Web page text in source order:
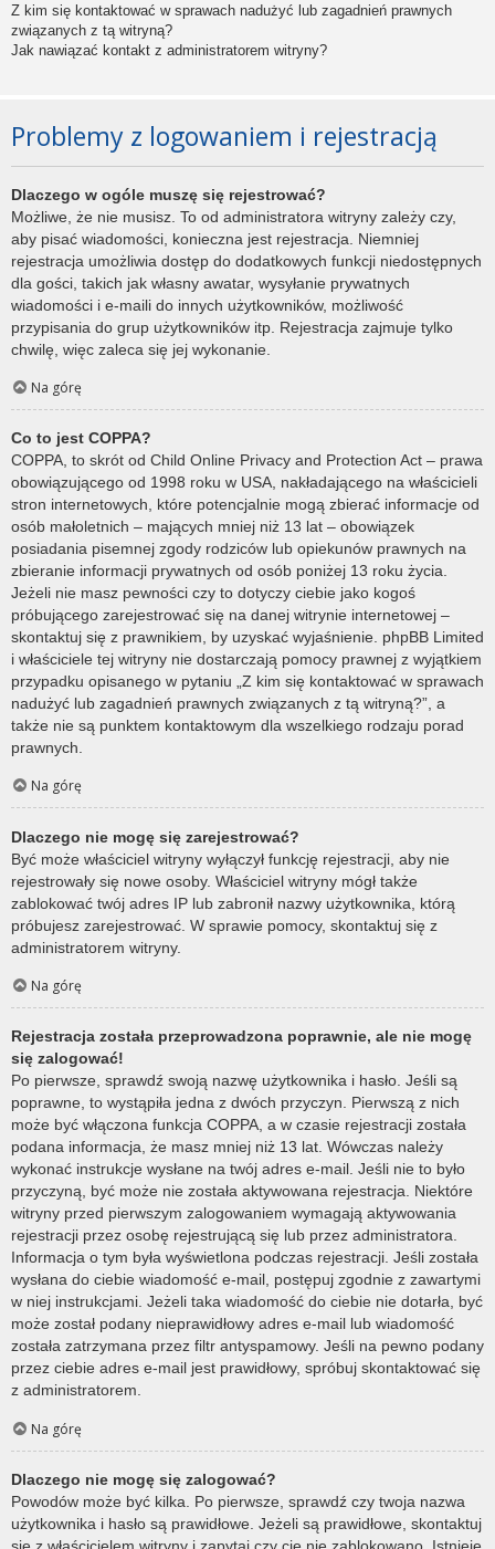
Z kim się kontaktować w sprawach nadużyć lub zagadnień prawnych
związanych z tą witryną?
Jak nawiązać kontakt z administratorem witryny?
Problemy z logowaniem i rejestracją
Dlaczego w ogóle muszę się rejestrować?
Możliwe, że nie musisz. To od administratora witryny zależy czy,
aby pisać wiadomości, konieczna jest rejestracja. Niemniej
rejestracja umożliwia dostęp do dodatkowych funkcji niedostępnych
dla gości, takich jak własny awatar, wysyłanie prywatnych
wiadomości i e-maili do innych użytkowników, możliwość
przypisania do grup użytkowników itp. Rejestracja zajmuje tylko
chwilę, więc zaleca się jej wykonanie.
Na górę
Co to jest COPPA?
COPPA, to skrót od Child Online Privacy and Protection Act – prawa
obowiązującego od 1998 roku w USA, nakładającego na właścicieli
stron internetowych, które potencjalnie mogą zbierać informacje od
osób małoletnich – mających mniej niż 13 lat – obowiązek
posiadania pisemnej zgody rodziców lub opiekunów prawnych na
zbieranie informacji prywatnych od osób poniżej 13 roku życia.
Jeżeli nie masz pewności czy to dotyczy ciebie jako kogoś
próbującego zarejestrować się na danej witrynie internetowej –
skontaktuj się z prawnikiem, by uzyskać wyjaśnienie. phpBB Limited
i właściciele tej witryny nie dostarczają pomocy prawnej z wyjątkiem
przypadku opisanego w pytaniu „Z kim się kontaktować w sprawach
nadużyć lub zagadnień prawnych związanych z tą witryną?”, a
także nie są punktem kontaktowym dla wszelkiego rodzaju porad
prawnych.
Na górę
Dlaczego nie mogę się zarejestrować?
Być może właściciel witryny wyłączył funkcję rejestracji, aby nie
rejestrowały się nowe osoby. Właściciel witryny mógł także
zablokować twój adres IP lub zabronił nazwy użytkownika, którą
próbujesz zarejestrować. W sprawie pomocy, skontaktuj się z
administratorem witryny.
Na górę
Rejestracja została przeprowadzona poprawnie, ale nie mogę
się zalogować!
Po pierwsze, sprawdź swoją nazwę użytkownika i hasło. Jeśli są
poprawne, to wystąpiła jedna z dwóch przyczyn. Pierwszą z nich
może być włączona funkcja COPPA, a w czasie rejestracji została
podana informacja, że masz mniej niż 13 lat. Wówczas należy
wykonać instrukcje wysłane na twój adres e-mail. Jeśli nie to było
przyczyną, być może nie została aktywowana rejestracja. Niektóre
witryny przed pierwszym zalogowaniem wymagają aktywowania
rejestracji przez osobę rejestrującą się lub przez administratora.
Informacja o tym była wyświetlona podczas rejestracji. Jeśli została
wysłana do ciebie wiadomość e-mail, postępuj zgodnie z zawartymi
w niej instrukcjami. Jeżeli taka wiadomość do ciebie nie dotarła, być
może został podany nieprawidłowy adres e-mail lub wiadomość
została zatrzymana przez filtr antyspamowy. Jeśli na pewno podany
przez ciebie adres e-mail jest prawidłowy, spróbuj skontaktować się
z administratorem.
Na górę
Dlaczego nie mogę się zalogować?
Powodów może być kilka. Po pierwsze, sprawdź czy twoja nazwa
użytkownika i hasło są prawidłowe. Jeżeli są prawidłowe, skontaktuj